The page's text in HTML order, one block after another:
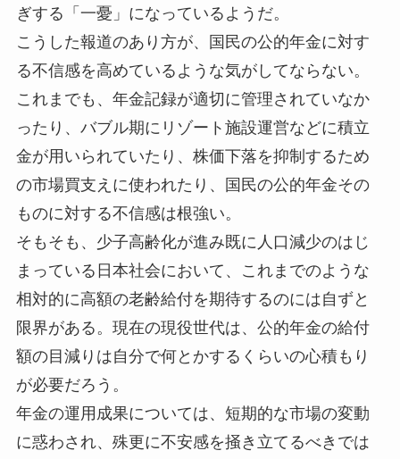
ぎする「一憂」になっているようだ。
こうした報道のあり方が、国民の公的年金に対す
る不信感を高めているような気がしてならない。
これまでも、年金記録が適切に管理されていなか
ったり、バブル期にリゾート施設運営などに積立
金が用いられていたり、株価下落を抑制するため
の市場買支えに使われたり、国民の公的年金その
ものに対する不信感は根強い。
そもそも、少子高齢化が進み既に人口減少のはじ
まっている日本社会において、これまでのような
相対的に高額の老齢給付を期待するのには自ずと
限界がある。現在の現役世代は、公的年金の給付
額の目減りは自分で何とかするくらいの心積もり
が必要だろう。
年金の運用成果については、短期的な市場の変動
に惑わされ、殊更に不安感を掻き立てるべきでは